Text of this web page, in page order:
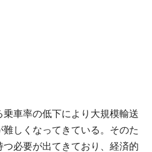
車率の低下により大規模輸送
しくなってきている。そのた
必要が出てきており、経済的